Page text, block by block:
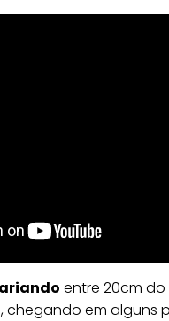
entre 20cm do
, chegando em alguns